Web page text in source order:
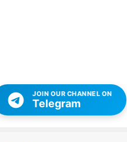
JOIN OUR CHANNEL ON
Telegram